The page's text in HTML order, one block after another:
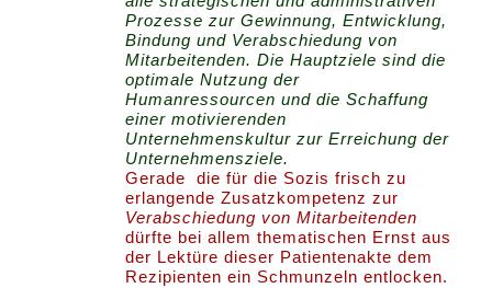
Prozesse zur Gewinnung, Entwicklung,
Bindung und Verabschiedung von
Mitarbeitenden. Die Hauptziele sind die
optimale Nutzung der
Humanressourcen und die Schaffung
einer motivierenden
Unternehmenskultur zur Erreichung der
Unternehmensziele.
Gerade die für die Sozis frisch zu
erlangende Zusatzkompetenz zur
Verabschiedung von Mitarbeitenden
dürfte bei allem thematischen Ernst aus
der Lektüre dieser Patientenakte dem
Rezipienten ein Schmunzeln entlocken.